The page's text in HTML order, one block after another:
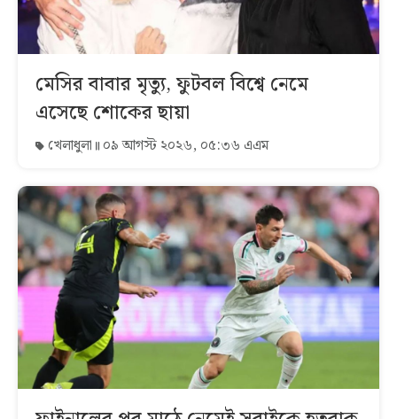
মেসির বাবার মৃত্যু, ফুটবল বিশ্বে নেমে
এসেছে শোকের ছায়া
খেলাধুলা ০৯ আগস্ট ২০২৬, ০৫:৩৬ এএম